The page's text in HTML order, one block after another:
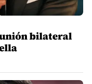
bilateral